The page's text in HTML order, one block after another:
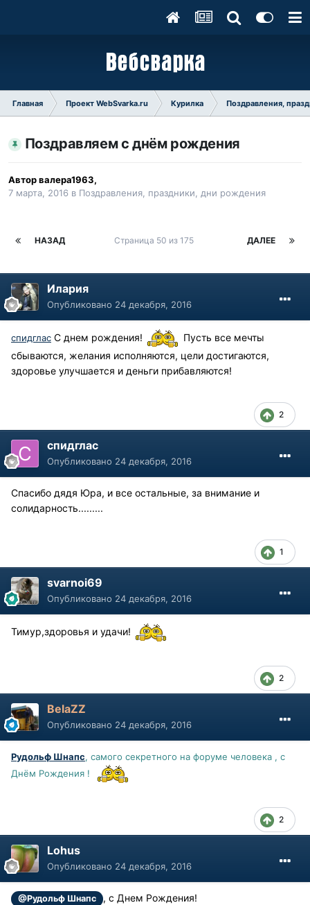
Главная Проект WebSvarka.ru Курилка Поздравления,
Поздравляем с днём рождения
Авторвалера1963,
7 марта, 2016 в Поздравления, праздники, дни рождения
НАЗАД ДАЛЕЕ
Страница 50 из 175
Илария
Опубликовано 24 декабря, 2016
спидглас С днем рождения!
Пусть все мечты
сбываются, желания исполняются, цели достигаются,
здоровье улучшается и деньги прибавляются!
2
спидглас
Опубликовано 24 декабря, 2016
Спасибо дядя Юра, и все остальные, за внимание и
солидарность.........
1
svarnoi69
Опубликовано 24 декабря, 2016
Тимур,здоровья и удачи!
2
BelaZZ
Опубликовано 24 декабря, 2016
Рудольф Шнапс, самого секретного на форуме человека , с
Днём Рождения !
2
Lohus
Опубликовано 24 декабря, 2016
@Рудольф Шнапс , с Днем Рождения!